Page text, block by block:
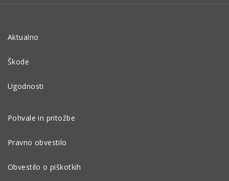
Aktualno
Škode
Ugodnosti
Pohvale in pritožbe
Pravno obvestilo
Obvestilo o piškotkih